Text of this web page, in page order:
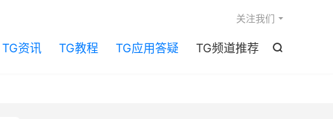

TG资讯 TG教程 TG应用答疑 TG频道推荐
关注我们